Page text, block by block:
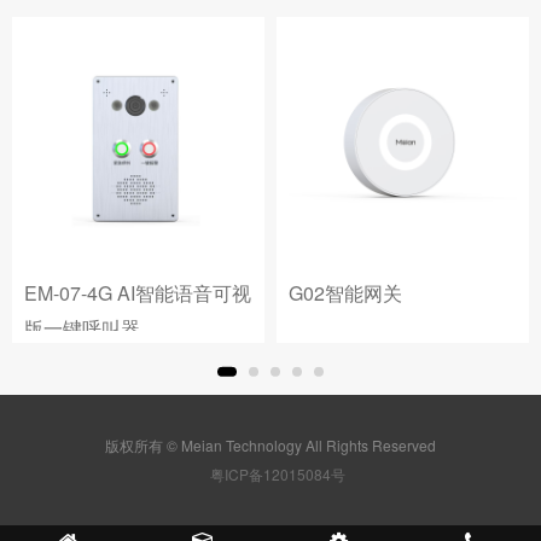
EM-07-4G AI智能语音可视
版一键呼叫器
G02智能网关
版权所有 © Meian Technology All Rights Reserved
粤ICP备12015084号